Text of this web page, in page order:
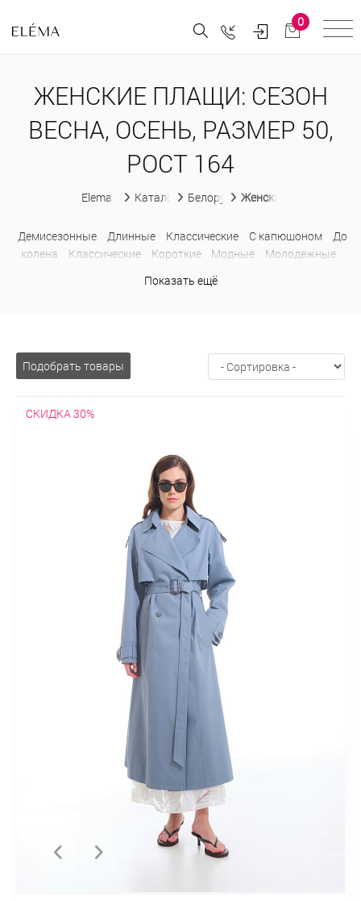
0
ЖЕНСКИЕ ПЛАЩИ: СЕЗОН
ВЕСНА, ОСЕНЬ, РАЗМЕР 50,
РОСТ 164
Elema Каталог Белорусская женская одежда
Женские плащи
Демисезонные Длинные Классические С капюшоном
До
колена
Классические Короткие Модные
Молодежные
капюшоном
Стильные
Показать ещё
Подобрать товары
СКИДКА 30%